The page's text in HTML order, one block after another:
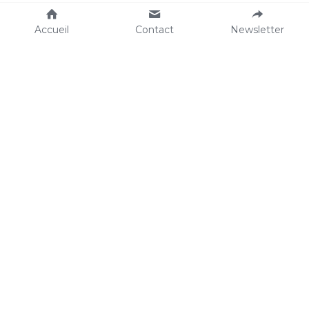
Accueil Contact Newsletter